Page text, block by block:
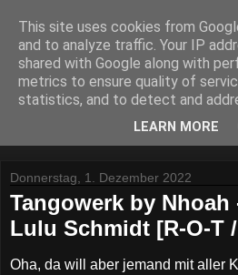
Lost Reviews
Archive
Was nach der Deadline übrig blieb.
Donnerstag, 1. Dezember 2022
Tangowerk by Nhoah
Lulu Schmidt [R-O-T
Oha, da will aber jemand mit aller
This site uses cookies from
and to analyze traffic. Your IP
shared with Google along with
metrics to ensure quality of
statistics, and to detect and
LEARN MORE